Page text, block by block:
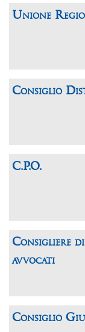
Unione
Consiglio
C.P.O.
Consigliere
avvocati
Consiglio